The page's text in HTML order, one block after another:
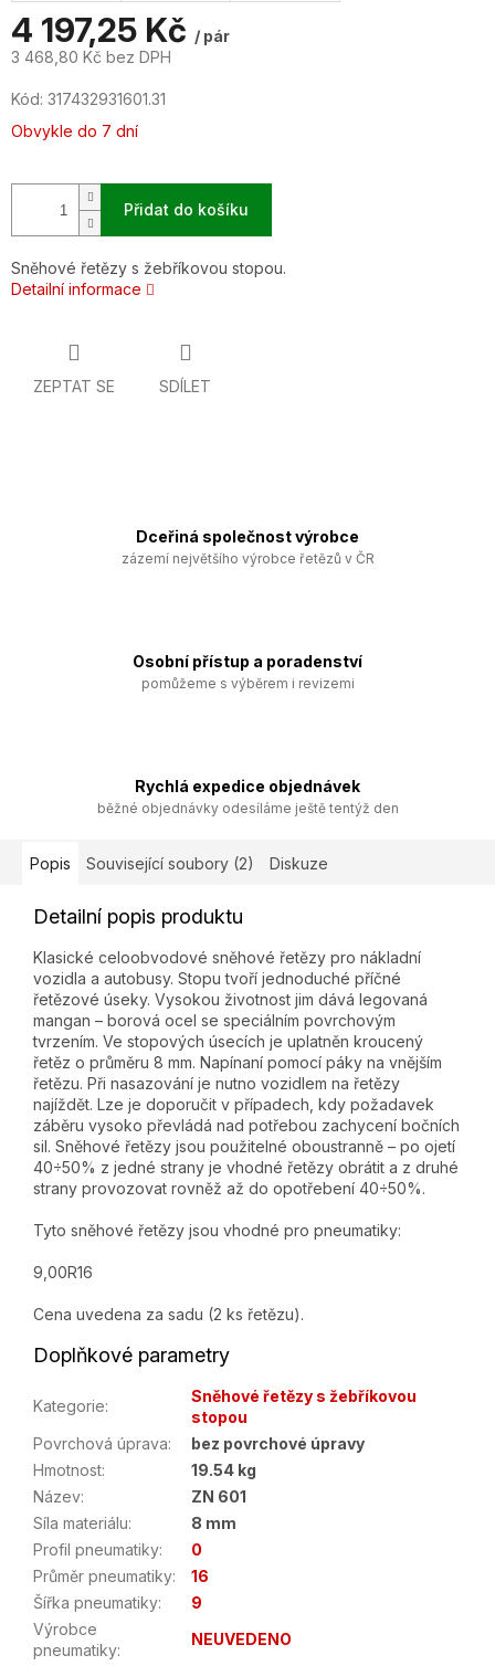
4 197,25 Kč / pár
3 468,80 Kč bez DPH
cena:
Kód: 317432931601.31
Obvykle do 7 dní
Přidat do košíku
Sněhové řetězy s žebříkovou stopou.
Detailní informace
ZEPTAT SE SDÍLET
Dceřiná společnost výrobce
zázemí největšího výrobce řetězů v ČR
Osobní přístup a poradenství
pomůžeme s výběrem i revizemi
Rychlá expedice objednávek
běžné objednávky odesíláme ještě tentýž den
Popis Související soubory (2) Diskuze
Detailní popis produktu
Klasické celoobvodové sněhové řetězy pro nákladní
vozidla a autobusy. Stopu tvoří jednoduché příčné
řetězové úseky. Vysokou životnost jim dává legovaná
mangan – borová ocel se speciálním povrchovým
tvrzením. Ve stopových úsecích je uplatněn kroucený
řetěz o průměru 8 mm. Napínaní pomocí páky na vnějším
řetězu. Při nasazování je nutno vozidlem na řetězy
najíždět. Lze je doporučit v případech, kdy požadavek
záběru vysoko převládá nad potřebou zachycení bočních
sil. Sněhové řetězy jsou použitelné oboustranně – po ojetí
40÷50% z jedné strany je vhodné řetězy obrátit a z druhé
strany provozovat rovněž až do opotřebení 40÷50%.
Tyto sněhové řetězy jsou vhodné pro pneumatiky:
9,00R16
Cena uvedena za sadu (2 ks řetězu).
Doplňkové parametry
Kategorie:
Sněhové řetězy s žebříkovou
stopou
Povrchová úprava:
bez povrchové úpravy
Hmotnost:
19.54 kg
Název:
ZN 601
Síla materiálu:
8 mm
Profil pneumatiky:
0
Průměr pneumatiky:
16
Šířka pneumatiky:
9
Výrobce
pneumatiky:
NEUVEDENO